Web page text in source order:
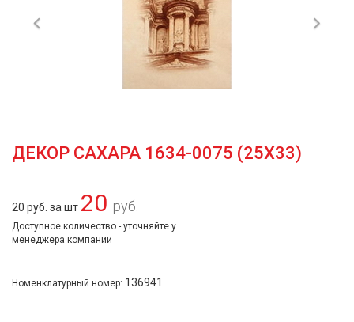
Previous
ДЕКОР САХАРА 1634-0075 (25Х33)
20 руб. за шт 20 руб.
Доступное количество - уточняйте у
менеджера компании
Номенклатурный номер: 136941